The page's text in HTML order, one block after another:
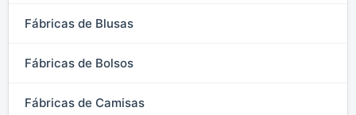
Fábricas de Blusas
Fábricas de Bolsos
Fábricas de Camisas